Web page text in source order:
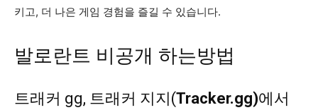
키고, 더 나은 게임 경험을 즐길 수 있습니다.
발로란트 비공개 하는방법
트래커 gg, 트래커 지지(Tracker.gg)에서